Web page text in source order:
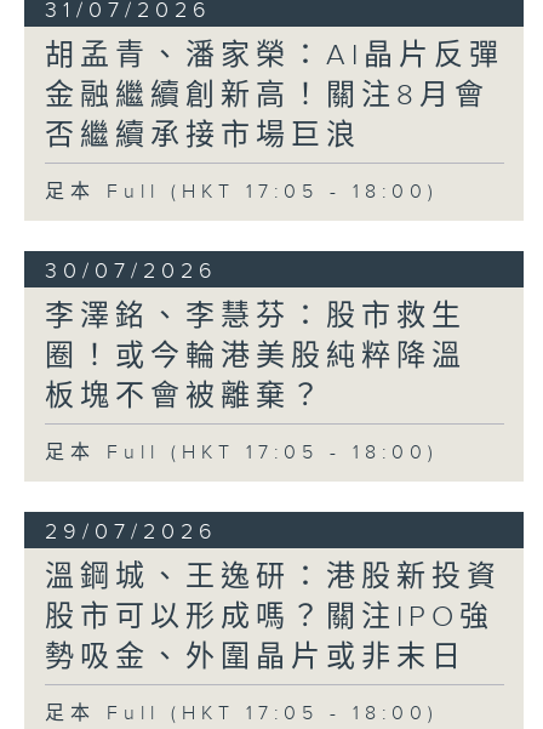
31/07/2026
胡孟青、潘家榮：AI晶片反彈
金融繼續創新高！關注8月會
否繼續承接市場巨浪
足本 Full (HKT 17:05 - 18:00)
30/07/2026
李澤銘、李慧芬：股市救生
圈！或今輪港美股純粹降溫
板塊不會被離棄？
足本 Full (HKT 17:05 - 18:00)
29/07/2026
溫鋼城、王逸研：港股新投資
股市可以形成嗎？關注IPO強
勢吸金、外圍晶片或非末日
足本 Full (HKT 17:05 - 18:00)